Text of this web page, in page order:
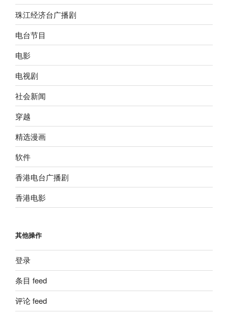
珠江经济台广播剧
电台节目
电影
电视剧
社会新闻
穿越
精选漫画
软件
香港电台广播剧
香港电影
其他操作
登录
条目 feed
评论 feed